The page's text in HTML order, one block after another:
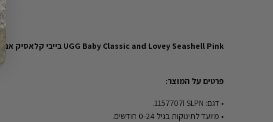
UGG Baby Classic and Lovey Seashell Pink בייבי קלאסיק אנד לבלי מארז לפעוט
פרטים על המוצר:
• דגם: 1157707I SLPN.
• מיועד לתינוקות בגיל 0-24 חודשים.